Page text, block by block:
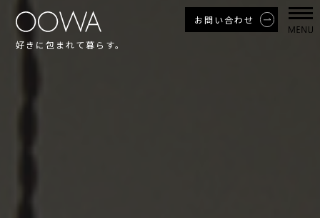
お問い合わせ
好きに包まれて暮らす。